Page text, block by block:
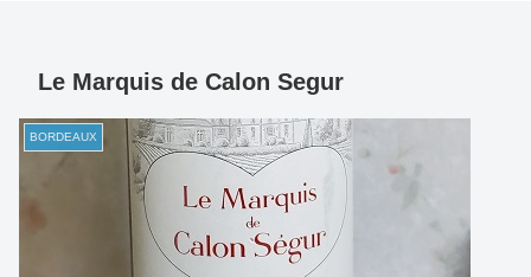
Le Marquis de Calon Segur
BORDEAUX